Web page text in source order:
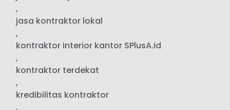
,
jasa kontraktor lokal
,
kontraktor interior kantor SPlusA.id
,
kontraktor terdekat
,
kredibilitas kontraktor
,